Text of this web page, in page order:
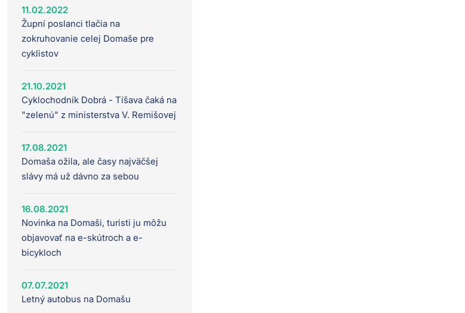
11.02.2022
Župní poslanci tlačia na
zokruhovanie celej Domaše pre
cyklistov
21.10.2021
Cyklochodník Dobrá - Tíšava čaká na
"zelenú" z ministerstva V. Remišovej
17.08.2021
Domaša ožila, ale časy najväčšej
slávy má už dávno za sebou
16.08.2021
Novinka na Domaši, turisti ju môžu
objavovať na e-skútroch a e-
bicykloch
07.07.2021
Letný autobus na Domašu